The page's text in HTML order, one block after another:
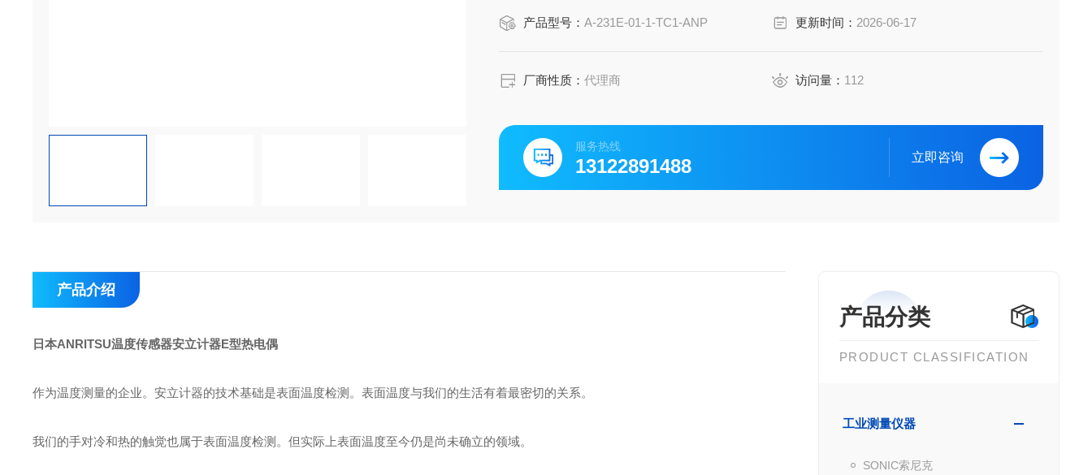
产品型号：A-231E-01-1-TC1-ANP 更新时间： 2026-06-17
厂商性质：代理商 访问量： 112
服务热线
13122891488 立即咨询
产品分类
PRODUCT CLASSIFICATION
工业测量仪器
SONIC索尼克
产品介绍
日本ANRITSU温度传感器安立计器E型热电偶
作为温度测量的企业。安立计器的技术基础是表面温度检测。表面温度与我们的生活有着最密切的关系。
我们的手对冷和热的触觉也属于表面温度检测。但实际上表面温度至今仍是尚未确立的领域。